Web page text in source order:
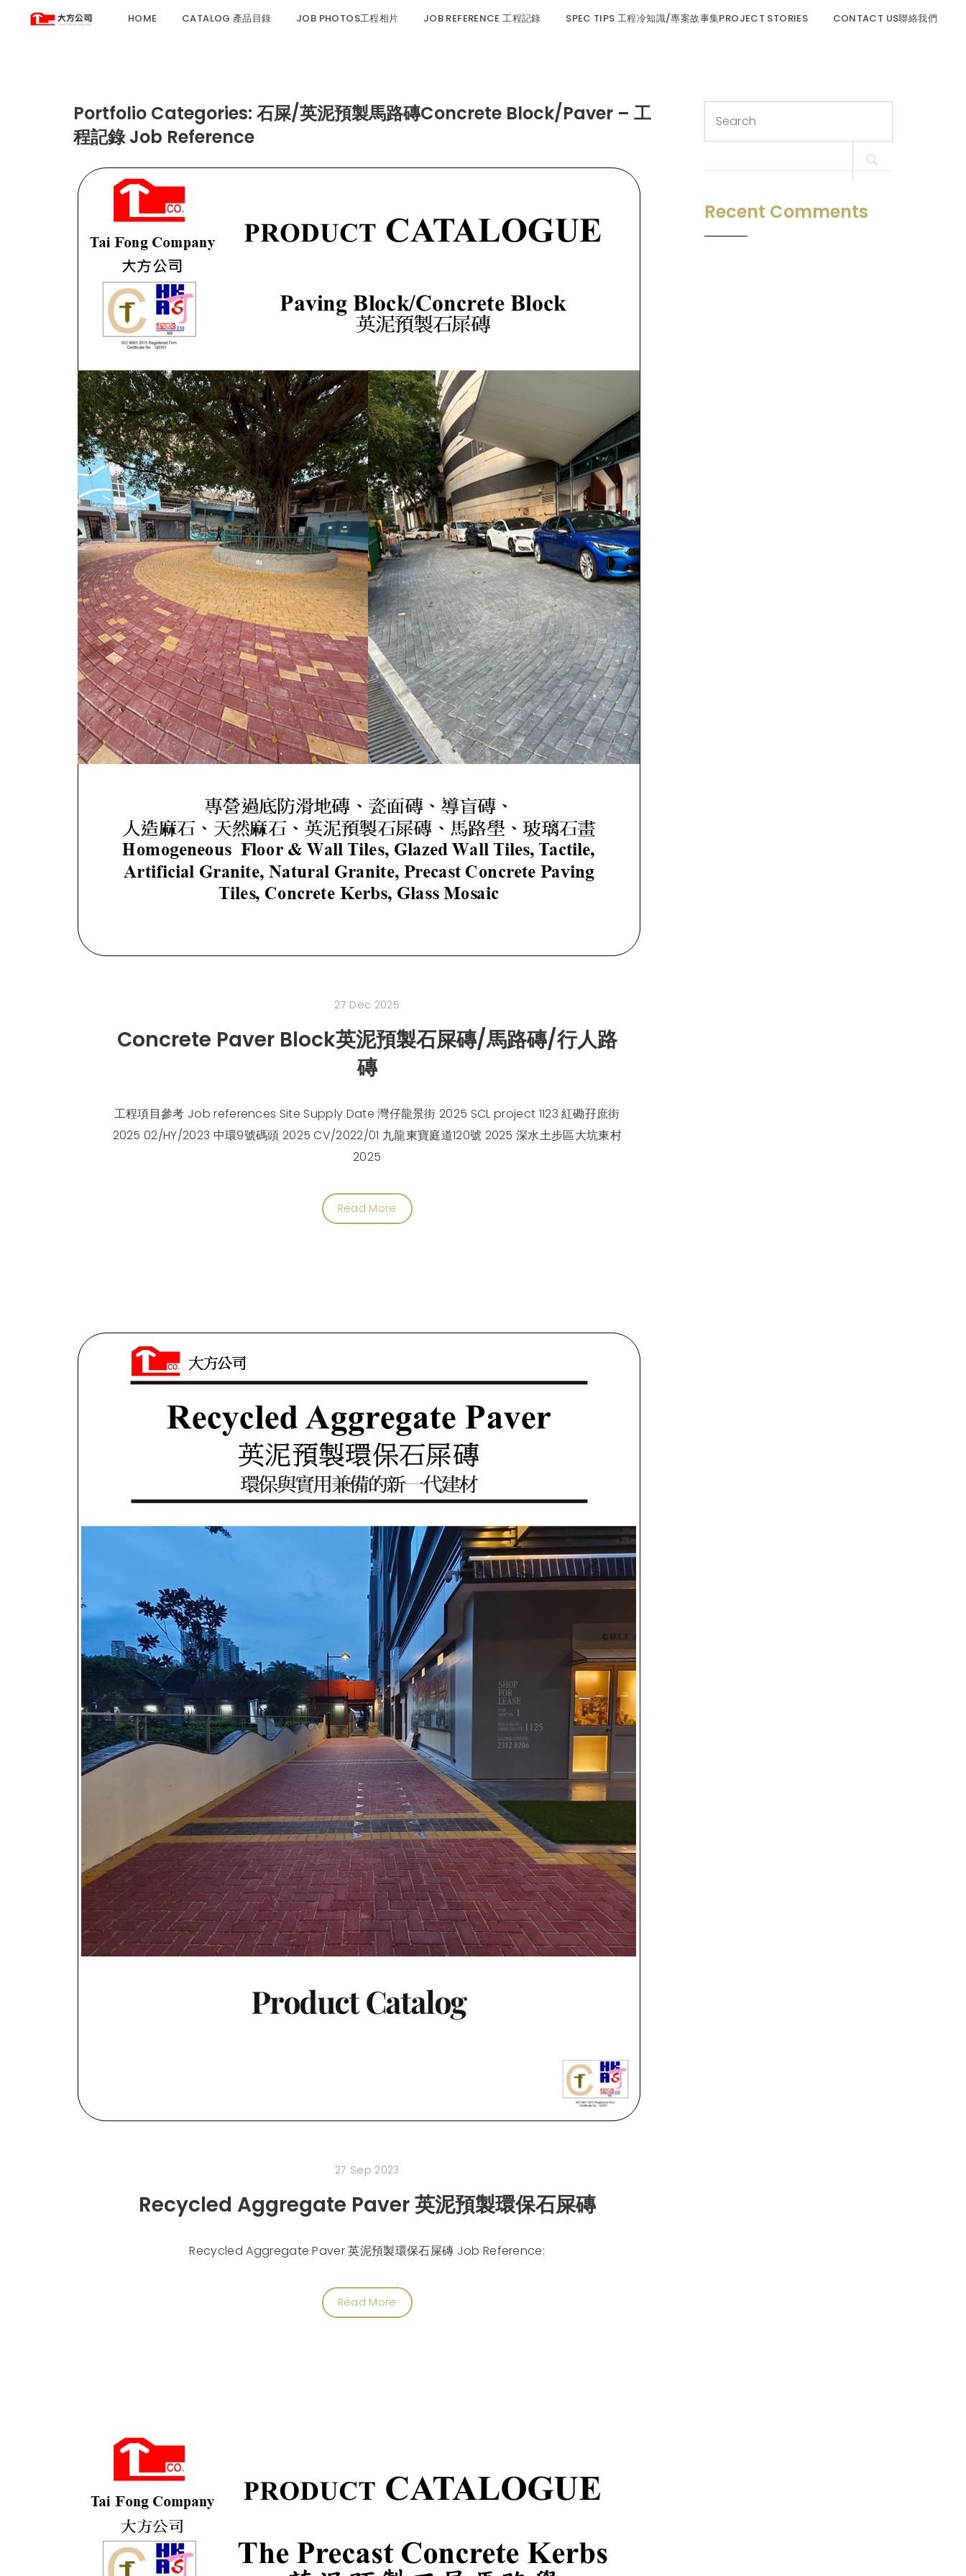
HOME CATALOG 產品目錄 JOB PHOTOS工程相片 JOB REFERENCE 工程記錄 SPEC TIPS 工程冷知識/專案故事集PROJECT STORIES CONTACT US聯絡我們
Portfolio Categories: 石屎/英泥預製馬路磚Concrete Block/Paver – 工
程記錄 Job Reference
27 Dec 2025
Concrete Paver Block英泥預製石屎磚/馬路磚/行人路
磚
工程項目參考 Job references Site Supply Date 灣仔龍景街 2025 SCL project 1123 紅磡孖庶街
2025 02/HY/2023 中環9號碼頭 2025 CV/2022/01 九龍東寶庭道120號 2025 深水土步區大坑東村
2025
Read More
27 Sep 2023
Recycled Aggregate Paver 英泥預製環保石屎磚
Recycled Aggregate Paver 英泥預製環保石屎磚 Job Reference:
Read More
Recent Comments